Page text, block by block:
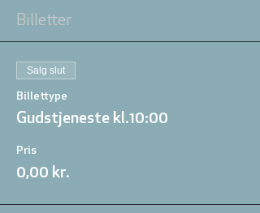
Billetter
Salg slut
Billettype
Gudstjeneste kl.10:00
Pris
0,00 kr.